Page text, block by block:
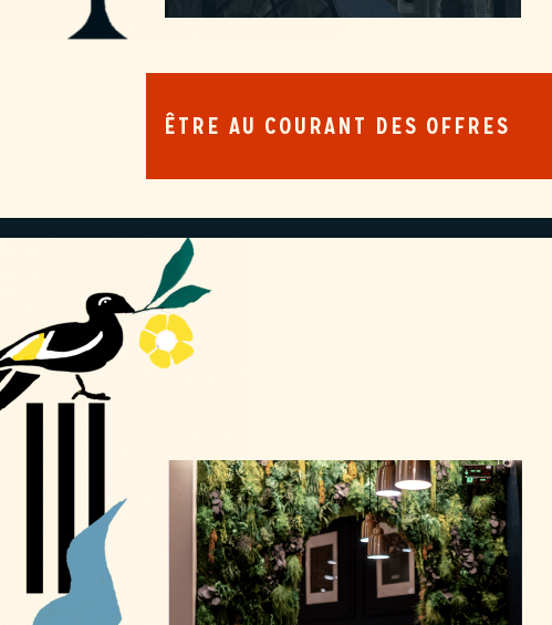
ÊTRE AU COURANT DES OFFRES